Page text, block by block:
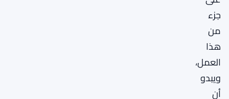
جزء
من
هذا
العمل،
ويبدو
أن